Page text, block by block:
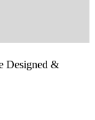
Designed &